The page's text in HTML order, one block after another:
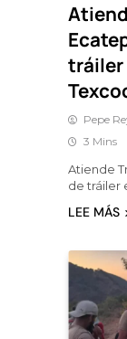
tráiler
Pepe
3 Mins
Atiende
de tráiler
LEE MÁS